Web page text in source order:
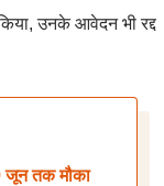
उनके आवेदन भी रद्द
जून तक मौका